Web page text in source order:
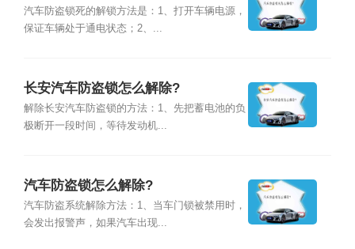
汽车防盗锁死的解锁方法是：1、打开车辆电源，
保证车辆处于通电状态；2、...
长安汽车防盗锁怎么解除?
解除长安汽车防盗锁的方法：1、先把蓄电池的负
极断开一段时间，等待发动机...
汽车防盗锁怎么解除?
汽车防盗系统解除方法：1、当车门锁被禁用时，
会发出报警声，如果汽车出现...